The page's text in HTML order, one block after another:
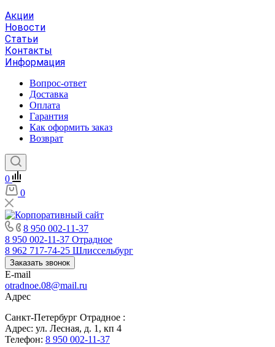
Акции
Новости
Статьи
Контакты
Информация
Вопрос-ответ
Доставка
Оплата
Гарантия
Как оформить заказ
Возврат
0
0
8 950 002-11-37
8 950 002-11-37 Отрадное
8 962 717-74-25 Шлиссельбург
Заказать звонок
E-mail
otradnoe.08@mail.ru
Адрес
Санкт-Петербург Отрадное :
Адрес: ул. Лесная, д. 1, кп 4
Телефон: 8 950 002-11-37